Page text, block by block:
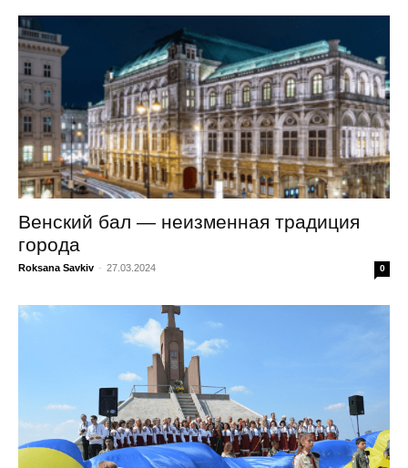
Венский бал — неизменная традиция
города
Roksana Savkiv - 27.03.2024 0